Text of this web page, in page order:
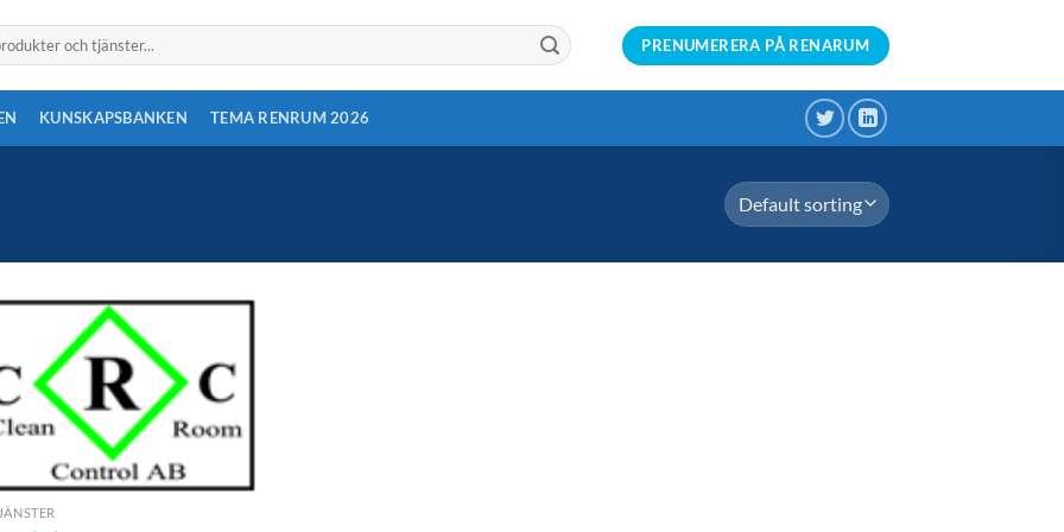
PRENUMERERA PÅ RENARUM
KUNSKAPSBANKEN TEMA RENRUM 2026